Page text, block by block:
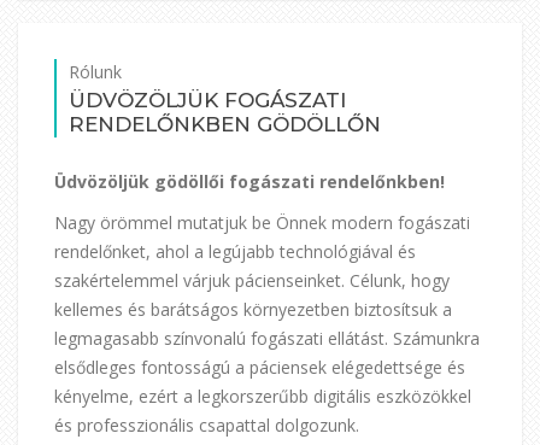
Rólunk
ÜDVÖZÖLJÜK FOGÁSZATI
RENDELŐNKBEN GÖDÖLLŐN
Üdvözöljük gödöllői fogászati rendelőnkben!
Nagy örömmel mutatjuk be Önnek modern fogászati
rendelőnket, ahol a legújabb technológiával és
szakértelemmel várjuk pácienseinket. Célunk, hogy
kellemes és barátságos környezetben biztosítsuk a
legmagasabb színvonalú fogászati ellátást. Számunkra
elsődleges fontosságú a páciensek elégedettsége és
kényelme, ezért a legkorszerűbb digitális eszközökkel
és professzionális csapattal dolgozunk.